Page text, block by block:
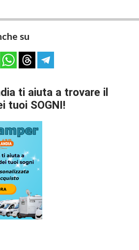
su
ti aiuta a trovare il
tuoi SOGNI!